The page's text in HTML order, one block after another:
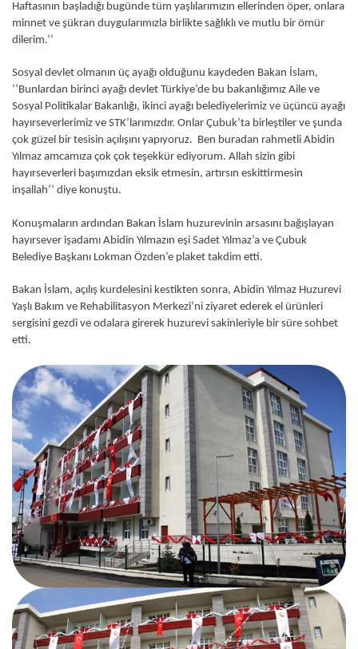
Haftasının başladığı bugünde tüm yaşlılarımızın ellerinden öper, onlara
minnet ve şükran duygularımızla birlikte sağlıklı ve mutlu bir ömür
dilerim.’’
Sosyal devlet olmanın üç ayağı olduğunu kaydeden Bakan İslam,
’’Bunlardan birinci ayağı devlet Türkiye’de bu bakanlığımız Aile ve
Sosyal Politikalar Bakanlığı, ikinci ayağı belediyelerimiz ve üçüncü ayağı
hayırseverlerimiz ve STK’larımızdır. Onlar Çubuk’ta birleştiler ve şunda
çok güzel bir tesisin açılışını yapıyoruz. Ben buradan rahmetli Abidin
Yılmaz amcamıza çok çok teşekkür ediyorum. Allah sizin gibi
hayırseverleri başımızdan eksik etmesin, artırsın eskittirmesin
inşallah’’ diye konuştu.
Konuşmaların ardından Bakan İslam huzurevinin arsasını bağışlayan
hayırsever işadamı Abidin Yılmazın eşi Sadet Yılmaz’a ve Çubuk
Belediye Başkanı Lokman Özden’e plaket takdim etti.
Bakan İslam, açılış kurdelesini kestikten sonra, Abidin Yılmaz Huzurevi
Yaşlı Bakım ve Rehabilitasyon Merkezi’ni ziyaret ederek el ürünleri
sergisini gezdi ve odalara girerek huzurevi sakinleriyle bir süre sohbet
etti.